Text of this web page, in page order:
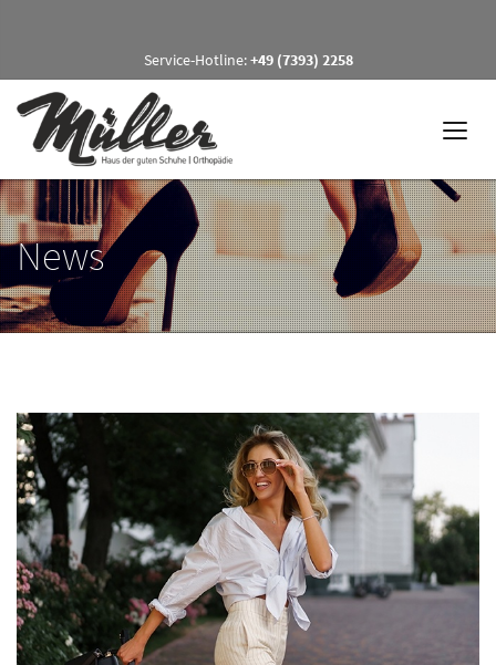
Service-Hotline:+49 (7393) 2258
News